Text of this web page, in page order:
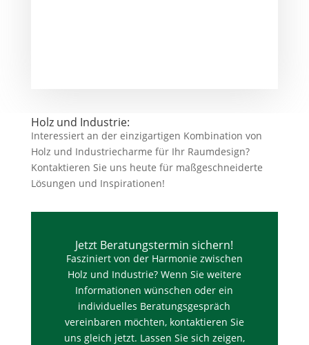
Holz und Industrie:
Interessiert an der einzigartigen Kombination von
Holz und Industriecharme für Ihr Raumdesign?
Kontaktieren Sie uns heute für maßgeschneiderte
Lösungen und Inspirationen!
Jetzt Beratungstermin sichern!
Fasziniert von der Harmonie zwischen
Holz und Industrie? Wenn Sie weitere
Informationen wünschen oder ein
individuelles Beratungsgespräch
vereinbaren möchten, kontaktieren Sie
uns gleich jetzt. Lassen Sie sich zeigen,